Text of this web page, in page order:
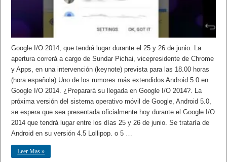
Google I/O 2014, que tendrá lugar durante el 25 y 26 de junio. La
apertura correrá a cargo de Sundar Pichai, vicepresidente de Chrome
y Apps, en una intervención (keynote) prevista para las 18.00 horas
(hora española).Uno de los rumores más extendidos Android 5.0 en
Google I/O 2014. ¿Preparará su llegada en Google I/O 2014?. La
próxima versión del sistema operativo móvil de Google, Android 5.0,
se espera que sea presentada oficialmente hoy durante el Google I/O
2014 que tendrá lugar entre los días 25 y 26 de junio. Se trataría de
Android en su versión 4.5 Lollipop. o 5 …
Leer Mas »